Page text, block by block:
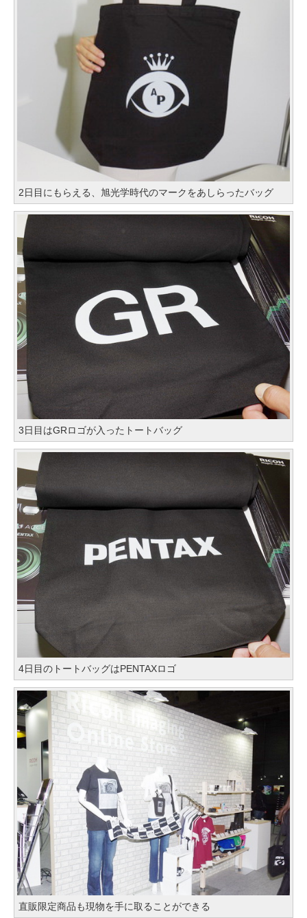
2日目にもらえる、旭光学時代のマークをあしらったバッグ
3日目はGRロゴが入ったトートバッグ
4日目のトートバッグはPENTAXロゴ
直販限定商品も現物を手に取ることができる